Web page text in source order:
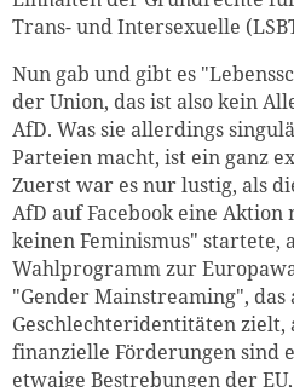
Trans- und Intersexuelle
Nun gab und gibt es
der Union, das ist also kein
AfD. Was sie allerdings
Parteien macht, ist ein ganz
Zuerst war es nur lustig, als
AfD auf Facebook eine Aktion
keinen Feminismus" startete,
Wahlprogramm zur
"Gender Mainstreaming",
Geschlechteridentitäten zielt,
finanzielle Förderungen sind
etwaige Bestrebungen der